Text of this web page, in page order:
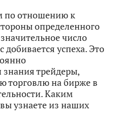
по отношению к
определенного
число
успеха. Это
трейдеры,
торговлю на бирже в
Каким
узнаете из наших